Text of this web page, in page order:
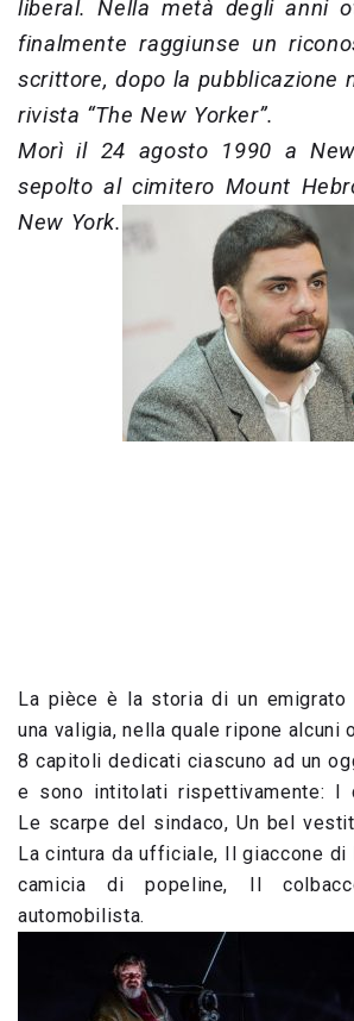
liberal. Nella metà degli anni
finalmente raggiunse un
scrittore, dopo la pubblicazione
rivista “The New Yorker”.
Morì il 24 agosto 1990 a
sepolto al cimitero Mount
New York.
La pièce è la storia di un emigrato
una valigia, nella quale ripone alcuni
8 capitoli dedicati ciascuno ad un
e sono intitolati rispettivamente: I
Le scarpe del sindaco, Un bel
La cintura da ufficiale, Il giaccone di
camicia di popeline, Il
automobilista.